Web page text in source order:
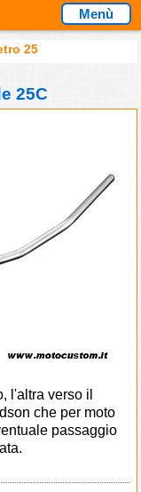
Menù
25
25C
l'altra verso il
che per moto
passaggio